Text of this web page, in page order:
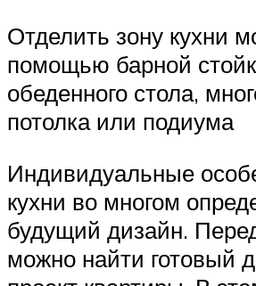
Отделить зону кухни
помощью барной
обеденного стола,
потолка или подиума
Индивидуальные
кухни во многом
будущий дизайн.
можно найти готовый